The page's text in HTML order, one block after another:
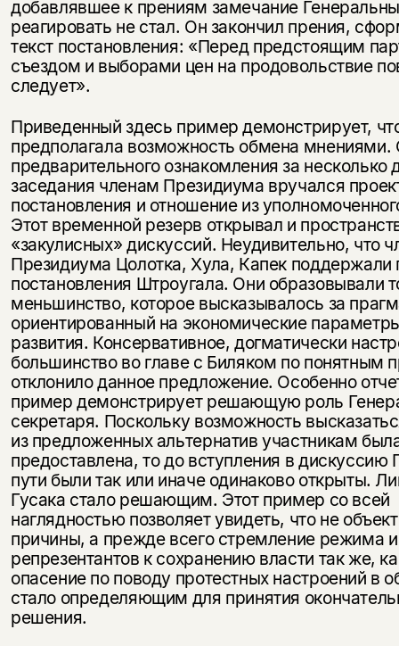
добавлявшее к прениям замечание
реагировать не стал. Он закончил прения,
текст постановления: «Перед предстоящим
съездом и выборами цен на продовольствие
следует».
Приведенный здесь пример демонстрирует,
предполагала возможность обмена
предварительного ознакомления за несколько
заседания членам Президиума вручался
постановления и отношение из
Этот временной резерв открывал и
«закулисных» дискуссий. Неудивительно, что
Президиума Цолотка, Хула, Капек поддержали
постановления Штроугала. Они образовывали
меньшинство, которое высказывалось за
ориентированный на экономические
развития. Консервативное, догматически
большинство во главе с Биляком по понятным
отклонило данное предложение. Особенно
пример демонстрирует решающую роль
секретаря. Поскольку возможность
из предложенных альтернатив участникам
предоставлена, то до вступления в дискуссию
пути были так или иначе одинаково открыты.
Гусака стало решающим. Этот пример со всей
наглядностью позволяет увидеть, что не
причины, а прежде всего стремление режима и
репрезентантов к сохранению власти так же,
опасение по поводу протестных настроений в
стало определяющим для принятия
решения.